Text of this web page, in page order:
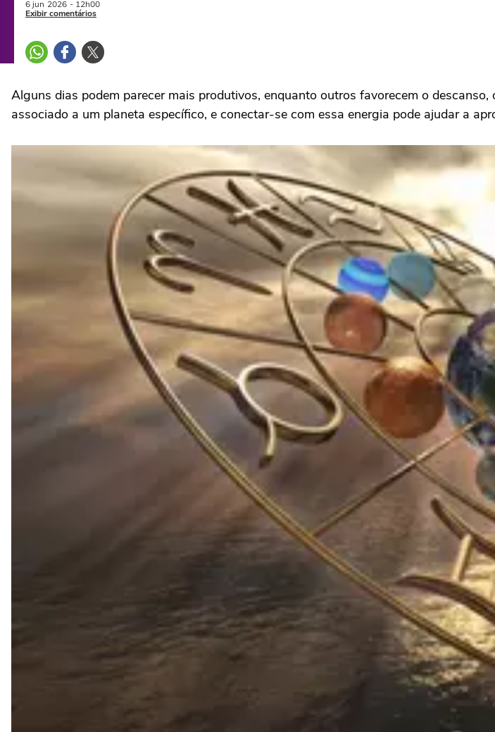
6 jun 2026 - 12h00
Exibir comentários
Alguns dias podem parecer mais produtivos, enquanto outros favorecem o
associado a um planeta específico, e conectar-se com essa energia pode ajudar a